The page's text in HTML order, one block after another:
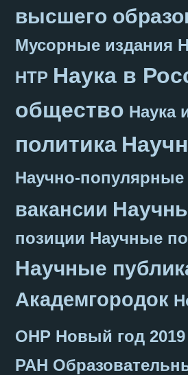
высшего
Мусорные издания
НТР Наука в
общество Наука
политика
Научно-
вакансии
позиции Научные
Научные
Академгородок
ОНР Новый год 2019
РАН